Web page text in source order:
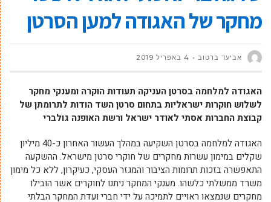
מחקר של האגודה למען הסרטן
אביעד ברטוב 4 באפריל 2019
האגודה למלחמה בסרטן העניקה תעודות הוקרה ומענקי מחקר
לשלוש חוקרות ישראליות בתחום סרטן השד הודות לתרומתן של
קבוצת החברות אסתי לאודר ישראל ורשת האופנה גולברי
האגודה למלחמה בסרטן השקיעה במהלך העשור האחרון כ-40 מיליון
שקלים במימון עשרות מחקרים של חוקרי סרטן מישראל. ההשקעה
התאפשרה בזכות תרומות הציבור והמגזר העסקי, כעיקרון, ללא כל מימון
משרד ממשלתי כלשהו. מענקי המחקר ניתנו לחוקרים אשר הובילו
מחקרים שנמצאו ראויים לתמיכה על ידי חברי ועדת המחקר הבלתי